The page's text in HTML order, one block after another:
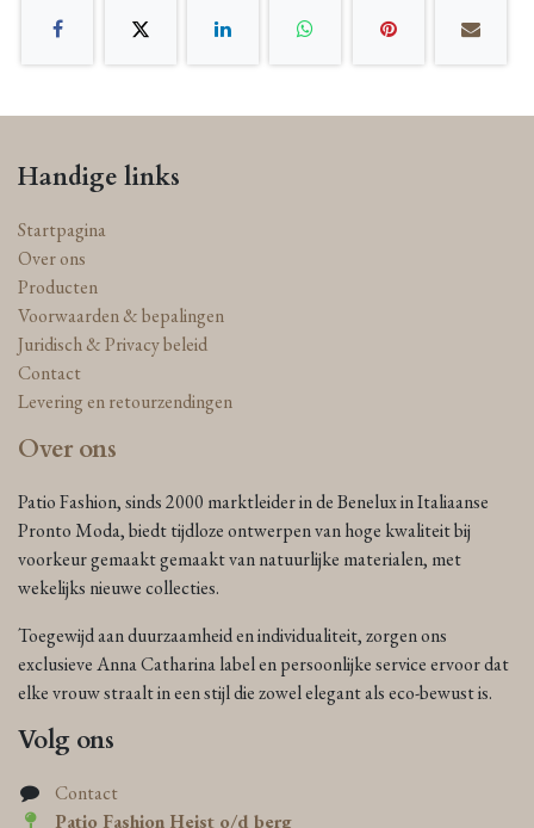
Handige links
Startpagina
Over ons
Producten
Voorwaarden & bepalingen
Juridisch & Privacy beleid
Contact
Levering en retourzendingen
Over ons
Patio Fashion, sinds 2000 marktleider in de Benelux in Italiaanse
Pronto Moda, biedt tijdloze ontwerpen van hoge kwaliteit bij
voorkeur gemaakt gemaakt van natuurlijke materialen, met
wekelijks nieuwe collecties.
Toegewijd aan duurzaamheid en individualiteit, zorgen ons
exclusieve Anna Catharina label en persoonlijke service ervoor dat
elke vrouw straalt in een stijl die zowel elegant als eco-bewust is.
Volg ons
Contact
Patio Fashion Heist o/d berg